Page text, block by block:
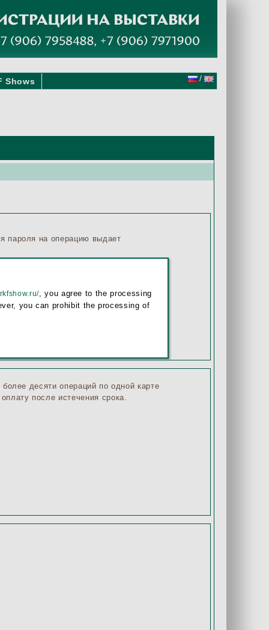
Shows /
пароля на операцию выдает
десяти операций по одной карте
после истечения срока.
, you agree to the processing
you can prohibit the processing of